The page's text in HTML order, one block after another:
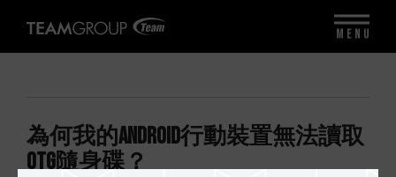
為何我的Android行動裝置無法讀取
OTG隨身碟？
MENU